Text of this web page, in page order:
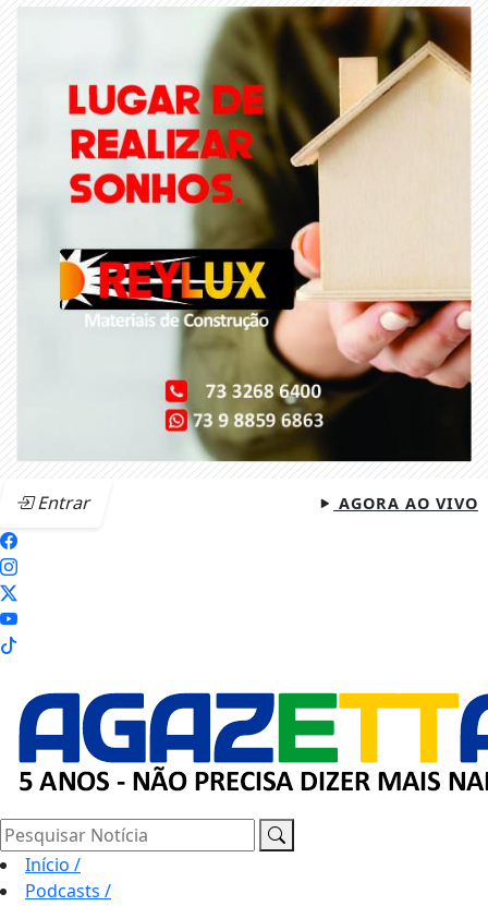
Entrar AGORA AO VIVO
Pesquisar Notícia
Início /
Podcasts /